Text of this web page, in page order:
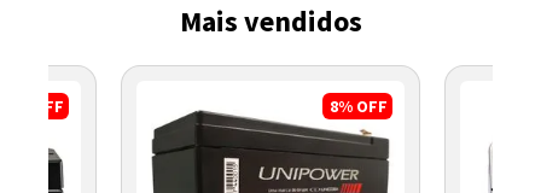
Mais vendidos
OFF 8% OFF